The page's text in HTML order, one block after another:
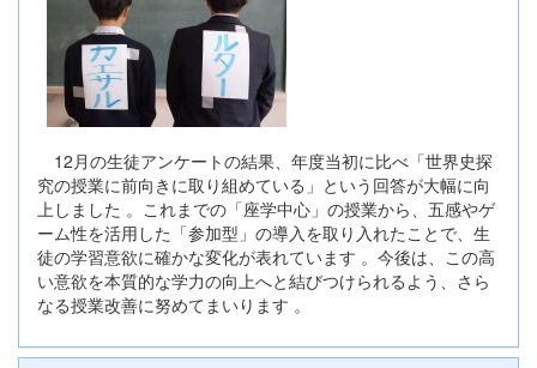
12月の生徒アンケートの結果、年度当初に比べ「世界史探
究の授業に前向きに取り組めている」という回答が大幅に向
上しました 。これまでの「座学中心」の授業から、五感やゲ
ーム性を活用した「参加型」の導入を取り入れたことで、生
徒の学習意欲に確かな変化が表れています 。今後は、この高
い意欲を本質的な学力の向上へと結びつけられるよう、さら
なる授業改善に努めてまいります 。